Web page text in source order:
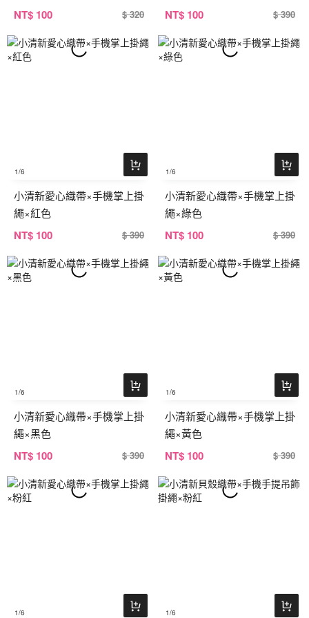
NT$ 100 $ 320 NT$ 100 $ 390
1/6
小清新愛心織帶×手機掌上掛
繩×紅色
NT$ 100 $ 390
1/6
小清新愛心織帶×手機掌上掛
繩×綠色
NT$ 100 $ 390
1/6
小清新愛心織帶×手機掌上掛
繩×黑色
NT$ 100 $ 390
1/6
小清新愛心織帶×手機掌上掛
繩×黃色
NT$ 100 $ 390
1/6 1/6